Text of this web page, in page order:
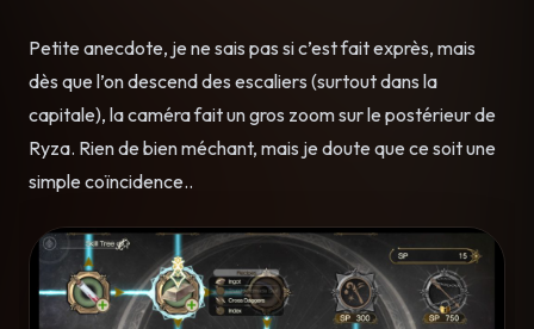
Petite anecdote, je ne sais pas si c’est fait exprès, mais
dès que l’on descend des escaliers (surtout dans la
capitale), la caméra fait un gros zoom sur le postérieur de
Ryza. Rien de bien méchant, mais je doute que ce soit une
simple coïncidence..